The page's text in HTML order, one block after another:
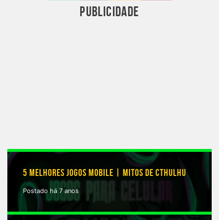
PUBLICIDADE
5 MELHORES JOGOS MOBILE | MITOS DE CTHULHU
Postado há 7 anos